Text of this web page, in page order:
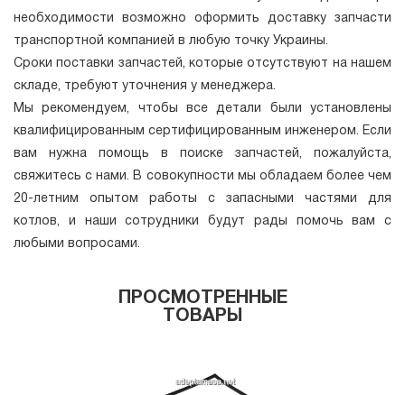
необходимости возможно оформить доставку запчасти
транспортной компанией в любую точку Украины.
Сроки поставки запчастей, которые отсутствуют на нашем
складе, требуют уточнения у менеджера.
Мы рекомендуем, чтобы все детали были установлены
квалифицированным сертифицированным инженером. Если
вам нужна помощь в поиске запчастей, пожалуйста,
свяжитесь с нами. В совокупности мы обладаем более чем
20-летним опытом работы с запасными частями для
котлов, и наши сотрудники будут рады помочь вам с
любыми вопросами.
ПРОСМОТРЕННЫЕ
ТОВАРЫ